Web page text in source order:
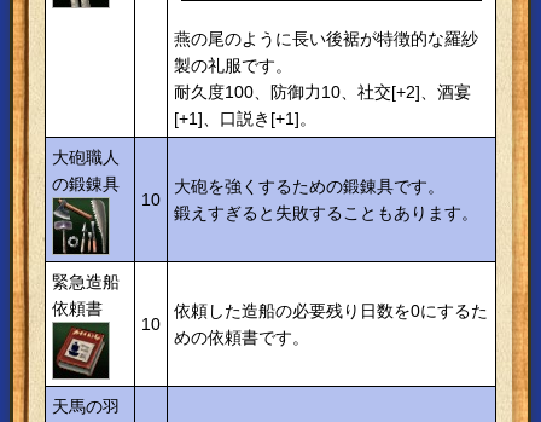
燕の尾のように長い後裾が特徴的な羅紗
製の礼服です。
耐久度100、防御力10、社交[+2]、酒宴
[+1]、口説き[+1]。
大砲職人
の鍛錬具
10
大砲を強くするための鍛錬具です。
鍛えすぎると失敗することもあります。
緊急造船
依頼書
10
依頼した造船の必要残り日数を0にするた
めの依頼書です。
天馬の羽